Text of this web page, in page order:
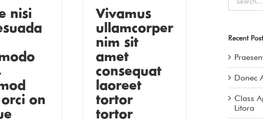
nisi
on
Vivamus
ullamcorper
nim sit
amet
consequat
laoreet
tortor
tortor
for:
Recent
Donec
Class
Litora